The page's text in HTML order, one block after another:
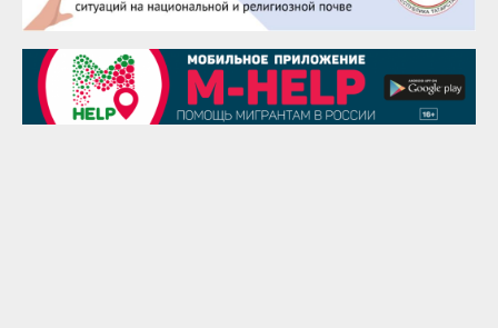
28 августа
Чингиз Мустафаев
29 августа
Надежда Рослова